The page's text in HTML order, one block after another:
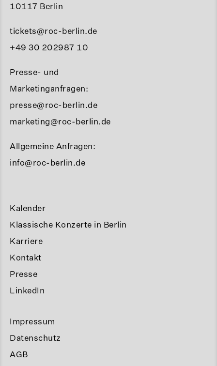
10117 Berlin
tickets@roc-berlin.de
+49 30 202987 10
Presse- und
Marketinganfragen:
presse@roc-berlin.de
marketing@roc-berlin.de
Allgemeine Anfragen:
info@roc-berlin.de
Kalender
Klassische Konzerte in Berlin
Karriere
Kontakt
Presse
LinkedIn
Impressum
Datenschutz
AGB